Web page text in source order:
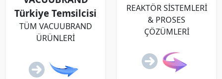
Türkiye Temsilcisi
TÜM VACUUBRAND
ÜRÜNLERİ
REAKTÖR SİSTEMLERİ
& PROSES
ÇÖZÜMLERİ